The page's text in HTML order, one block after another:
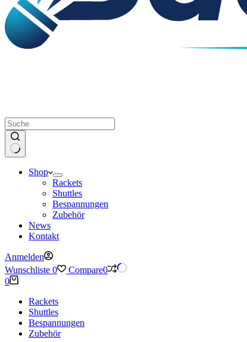
Ergebnisse
Shop
Rackets
Shuttles
Bespannungen
Zubehör
News
Kontakt
Anmelden
Wunschliste 0 Compare0
Warenkorb
0
Rackets
Shuttles
Bespannungen
Zubehör